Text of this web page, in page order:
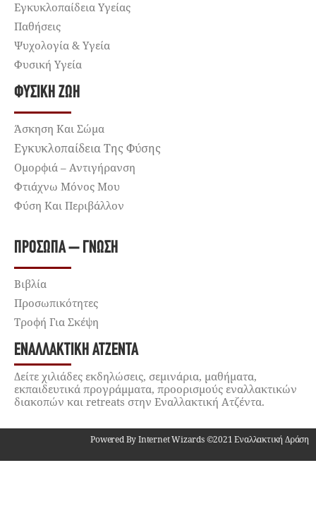
Εγκυκλοπαίδεια Υγείας
Παθήσεις
Ψυχολογία & Υγεία
Φυσική Υγεία
ΦΥΣΙΚΉ ΖΩΉ
Άσκηση Και Σώμα
Εγκυκλοπαίδεια Της Φύσης
Ομορφιά – Αντιγήρανση
Φτιάχνω Μόνος Μου
Φύση Και Περιβάλλον
ΠΡΌΣΩΠΑ – ΓΝΏΣΗ
Βιβλία
Προσωπικότητες
Τροφή Για Σκέψη
ΕΝΑΛΛΑΚΤΙΚΉ ΑΤΖΈΝΤΑ
Δείτε χιλιάδες εκδηλώσεις, σεμινάρια, μαθήματα,
εκπαιδευτικά προγράμματα, προορισμούς εναλλακτικών
διακοπών και retreats στην Εναλλακτική Ατζέντα.
Powered By Internet Wizards ©2021 Εναλλακτική Δράση